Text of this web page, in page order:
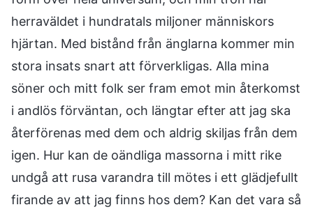
herraväldet i hundratals miljoner människors
hjärtan. Med bistånd från änglarna kommer min
stora insats snart att förverkligas. Alla mina
söner och mitt folk ser fram emot min återkomst
i andlös förväntan, och längtar efter att jag ska
återförenas med dem och aldrig skiljas från dem
igen. Hur kan de oändliga massorna i mitt rike
undgå att rusa varandra till mötes i ett glädjefullt
firande av att jag finns hos dem? Kan det vara så